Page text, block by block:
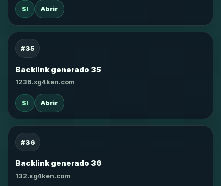
SI Abrir
#35
Backlink generado 35
1236.xg4ken.com
SI Abrir
#36
Backlink generado 36
132.xg4ken.com